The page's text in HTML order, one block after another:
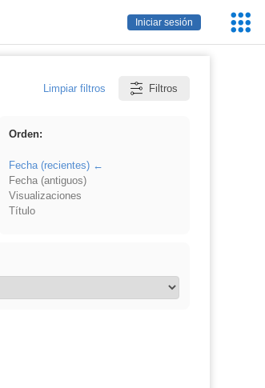
Iniciar sesión
Limpiar filtros Filtros
Orden:
Fecha (recientes)
Fecha (antiguos)
Visualizaciones
Título